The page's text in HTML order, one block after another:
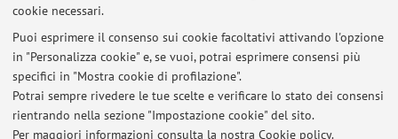
cookie necessari.
Puoi esprimere il consenso sui cookie facoltativi attivando l'opzione
in "Personalizza cookie" e, se vuoi, potrai esprimere consensi più
specifici in "Mostra cookie di profilazione".
Potrai sempre rivedere le tue scelte e verificare lo stato dei consensi
rientrando nella sezione "Impostazione cookie" del sito.
Per maggiori informazioni consulta la nostra Cookie policy.
Ultimi avvisi
Al momento non sono presenti avvisi.